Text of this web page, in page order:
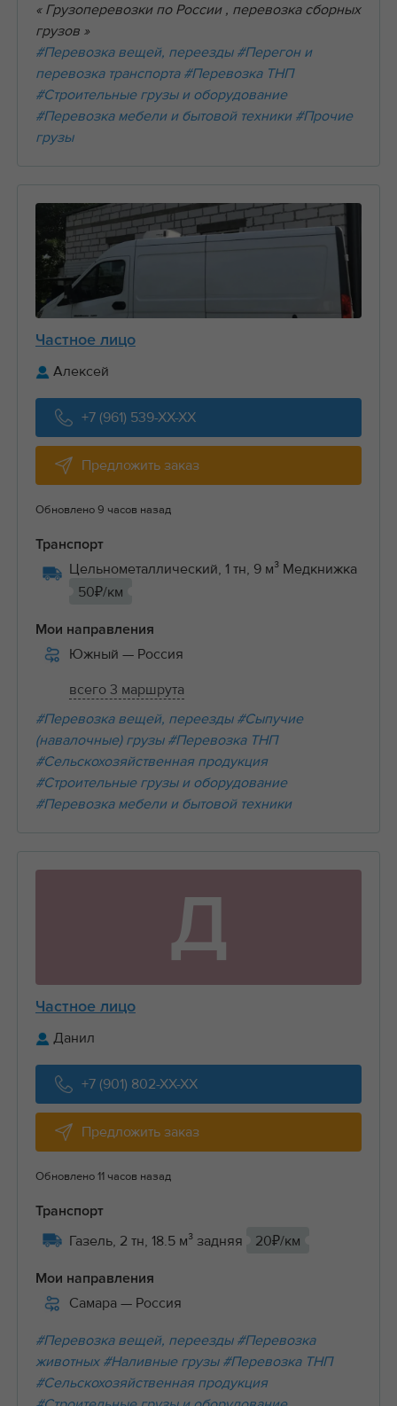
« Грузоперевозки по России , перевозка сборных
грузов »
#Перевозка вещей, переезды #Перегон и
перевозка транспорта #Перевозка ТНП
#Строительные грузы и оборудование
#Перевозка мебели и бытовой техники #Прочие
грузы
Частное лицо
Алексей
+7 (961) 539-XX-XX
Предложить заказ
Обновлено 9 часов назад
Транспорт
Цельнометаллический, 1 тн, 9 м³ Медкнижка
50₽/км
Мои направления
Южный — Россия
всего 3 маршрута
#Перевозка вещей, переезды #Сыпучие
(навалочные) грузы #Перевозка ТНП
#Сельскохозяйственная продукция
#Строительные грузы и оборудование
#Перевозка мебели и бытовой техники
Д
Частное лицо
Данил
+7 (901) 802-XX-XX
Предложить заказ
Обновлено 11 часов назад
Транспорт
Газель, 2 тн, 18.5 м³ задняя 20₽/км
Мои направления
Самара — Россия
#Перевозка вещей, переезды #Перевозка
животных #Наливные грузы #Перевозка ТНП
#Сельскохозяйственная продукция